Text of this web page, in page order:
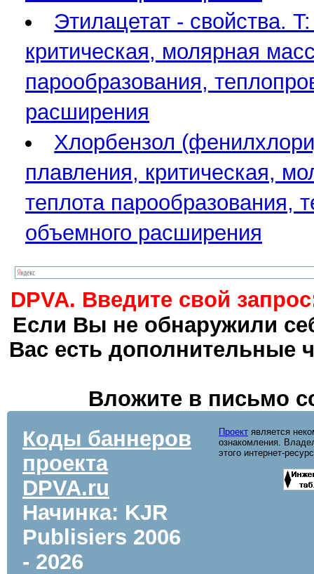
Этилацетат - свойства.
критическая, молярная
парообразования,
расширения
Хлорбензол
плавления, критическая,
теплота парообразования,
объемного расширения
DPVA. Введите свой
Если Вы не обнаружили
Вас есть дополнительные
Вложите в письмо
Коды баннеров
проекта
DPVA.ru
Начинка: KJR
Publisiers 2006
- 2026
Проект является
ознакомления.
этого интернет-